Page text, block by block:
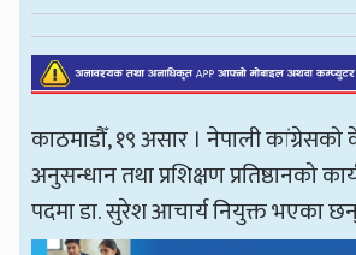
काठमाडौँ, १९ असार । नेपाली कांग्रेसको
अनुसन्धान तथा प्रशिक्षण प्रतिष्ठानको
पदमा डा. सुरेश आचार्य नियुक्त भएका